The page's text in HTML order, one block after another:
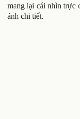
mang lại cái nhìn trực
ảnh chi tiết.